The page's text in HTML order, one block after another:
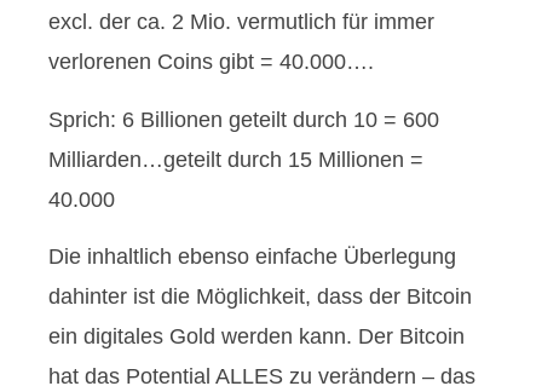
excl. der ca. 2 Mio. vermutlich für immer
verlorenen Coins gibt = 40.000….
Sprich: 6 Billionen geteilt durch 10 = 600
Milliarden…geteilt durch 15 Millionen =
40.000
Die inhaltlich ebenso einfache Überlegung
dahinter ist die Möglichkeit, dass der Bitcoin
ein digitales Gold werden kann. Der Bitcoin
hat das Potential ALLES zu verändern – das